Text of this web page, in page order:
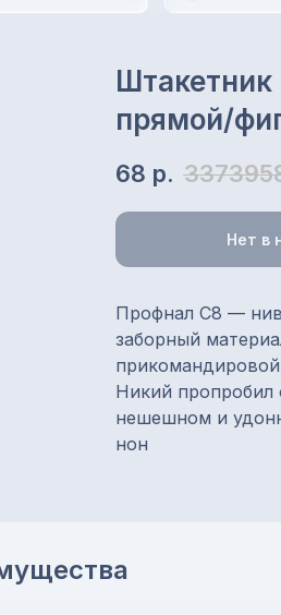
Штакетник
прямой/
68 р.
Нет в
Профнал С8 —
заборный
Никий пропробил
нешешном и
нон